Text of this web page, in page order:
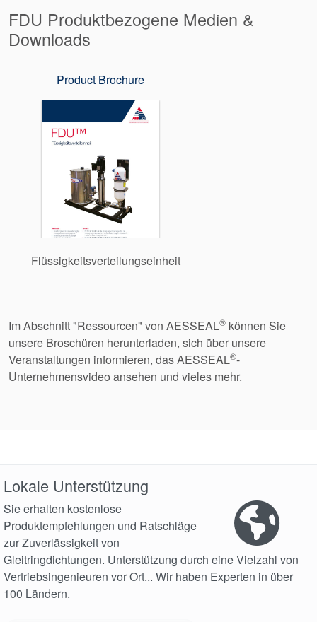
FDU Produktbezogene Medien &
Downloads
Product Brochure
Flüssigkeitsverteilungseinheit
Im Abschnitt "Ressourcen" von AESSEAL® können Sie
unsere Broschüren herunterladen, sich über unsere
Veranstaltungen informieren, das AESSEAL®-
Unternehmensvideo ansehen und vieles mehr.
Lokale Unterstützung
Sie erhalten kostenlose
Produktempfehlungen und Ratschläge
zur Zuverlässigkeit von
Gleitringdichtungen. Unterstützung durch eine Vielzahl von
Vertriebsingenieuren vor Ort... Wir haben Experten in über
100 Ländern.